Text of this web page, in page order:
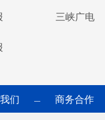
三峡广电
们 — 商务合作